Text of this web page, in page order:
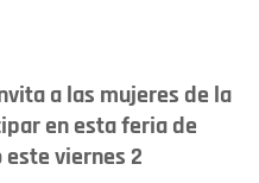
a las mujeres de la
en esta feria de
viernes 2